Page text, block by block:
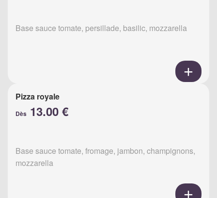
Base sauce tomate, persillade, basilic, mozzarella
Pizza royale
Dès 13.00 €
Base sauce tomate, fromage, jambon, champignons,
mozzarella